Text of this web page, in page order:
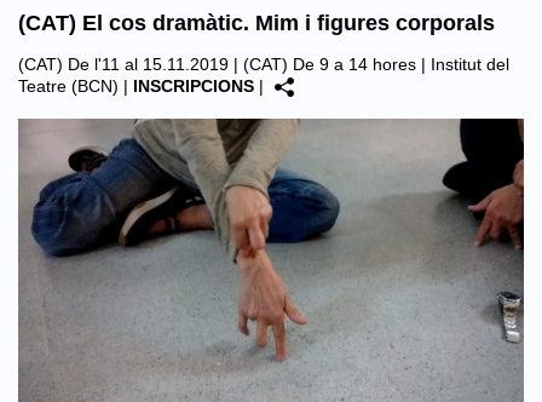
(CAT) El cos dramàtic. Mim i figures corporals
(CAT) De l'11 al 15.11.2019 | (CAT) De 9 a 14 hores | Institut del
Teatre (BCN) | INSCRIPCIONS |